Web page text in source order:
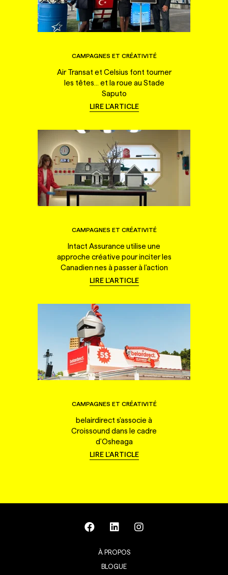
CAMPAGNES ET CRÉATIVITÉ
Air Transat et Celsius font tourner
les têtes... et la roue au Stade
Saputo
LIRE L'ARTICLE
CAMPAGNES ET CRÉATIVITÉ
Intact Assurance utilise une
approche créative pour inciter les
Canadien·nes à passer à l'action
LIRE L'ARTICLE
CAMPAGNES ET CRÉATIVITÉ
belairdirect s'associe à
Croissound dans le cadre
d'Osheaga
LIRE L'ARTICLE
À PROPOS
BLOGUE